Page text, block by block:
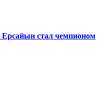
Ерсайын стал чемпионом